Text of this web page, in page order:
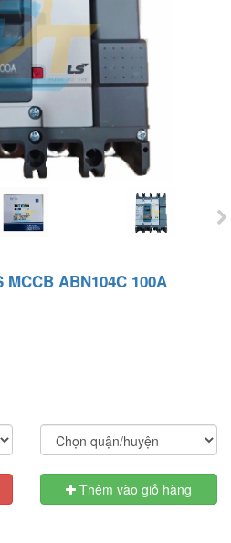
ABN104C 100A
Thêm vào giỏ hàng